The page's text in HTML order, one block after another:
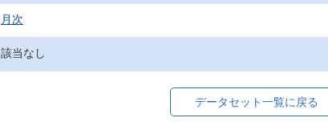
月次
該当なし
データセット一覧に戻る